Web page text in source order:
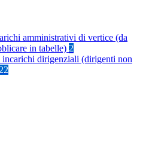
amministrativi di vertice (da
in tabelle) 2
dirigenziali (dirigenti non
22